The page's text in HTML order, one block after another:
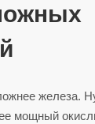
железа.
мощный